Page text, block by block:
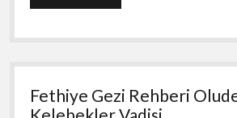
Ve
İzolasyon
Baglanti
Fethiye Gezi Rehberi